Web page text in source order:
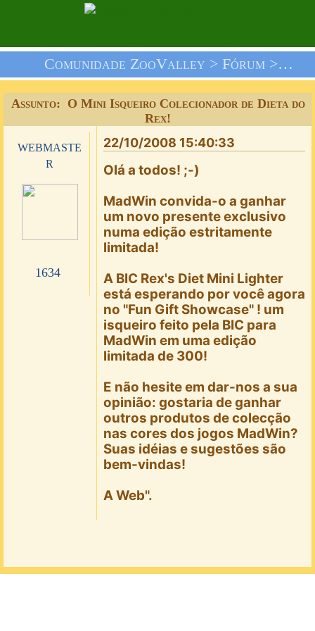
Comunidade ZooValley > Fórum> Nós
Assunto: O Mini Isqueiro Colecionador de Dieta do
Rex!
webmaste
r
1634
22/10/2008 15:40:33
Olá a todos! ;-)
MadWin convida-o a ganhar
um novo presente exclusivo
numa edição estritamente
limitada!
A BIC Rex's Diet Mini Lighter
está esperando por você agora
no "Fun Gift Showcase" ! um
isqueiro feito pela BIC para
MadWin em uma edição
limitada de 300!
E não hesite em dar-nos a sua
opinião: gostaria de ganhar
outros produtos de colecção
nas cores dos jogos MadWin?
Suas idéias e sugestões são
bem-vindas!
A Web".